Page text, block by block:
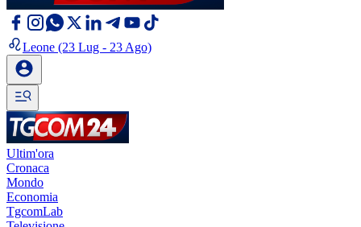
Leone (23 Lug - 23 Ago)
Ultim'ora
Cronaca
Mondo
Economia
TgcomLab